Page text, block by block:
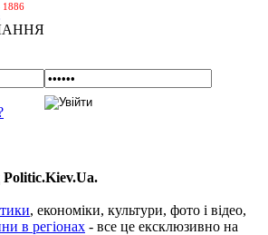
1886
Politic.Kiev.Ua.
, економіки, культури, фото і відео,
в регіонах - все це ексклюзивно на